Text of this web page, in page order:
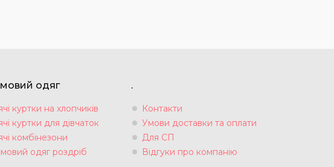
одяг
куртки на хлопчиків
куртки для дівчаток
комбінезони
одяг роздріб
.
Контакти
Умови доставки та оплати
Для СП
Відгуки про компанію